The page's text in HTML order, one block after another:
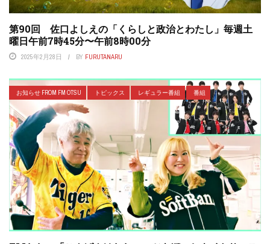
第90回 佐口よしえの「くらしと政治とわたし」毎週土
曜日午前7時45分〜午前8時00分
2025年2月28日 BY FURUTANARU
お知らせ FROM FM OTSU トピックス レギュラー番組 番組